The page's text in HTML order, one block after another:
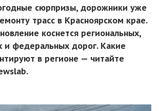
сюрпризы, дорожники уже
трасс в Красноярском крае.
коснется региональных,
и федеральных дорог. Какие
в регионе — читайте